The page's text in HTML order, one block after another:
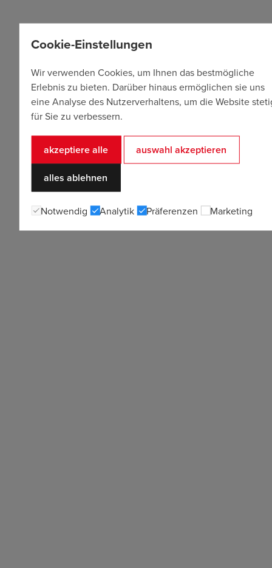
Cookie-Einstellungen
Wir verwenden Cookies, um Ihnen das bestmögliche
Erlebnis zu bieten. Darüber hinaus ermöglichen sie uns
eine Analyse des Nutzerverhaltens, um die Website
für Sie zu verbessern.
akzeptiere alle auswahl akzeptieren
alles ablehnen
Notwendig Analytik Präferenzen Marketing